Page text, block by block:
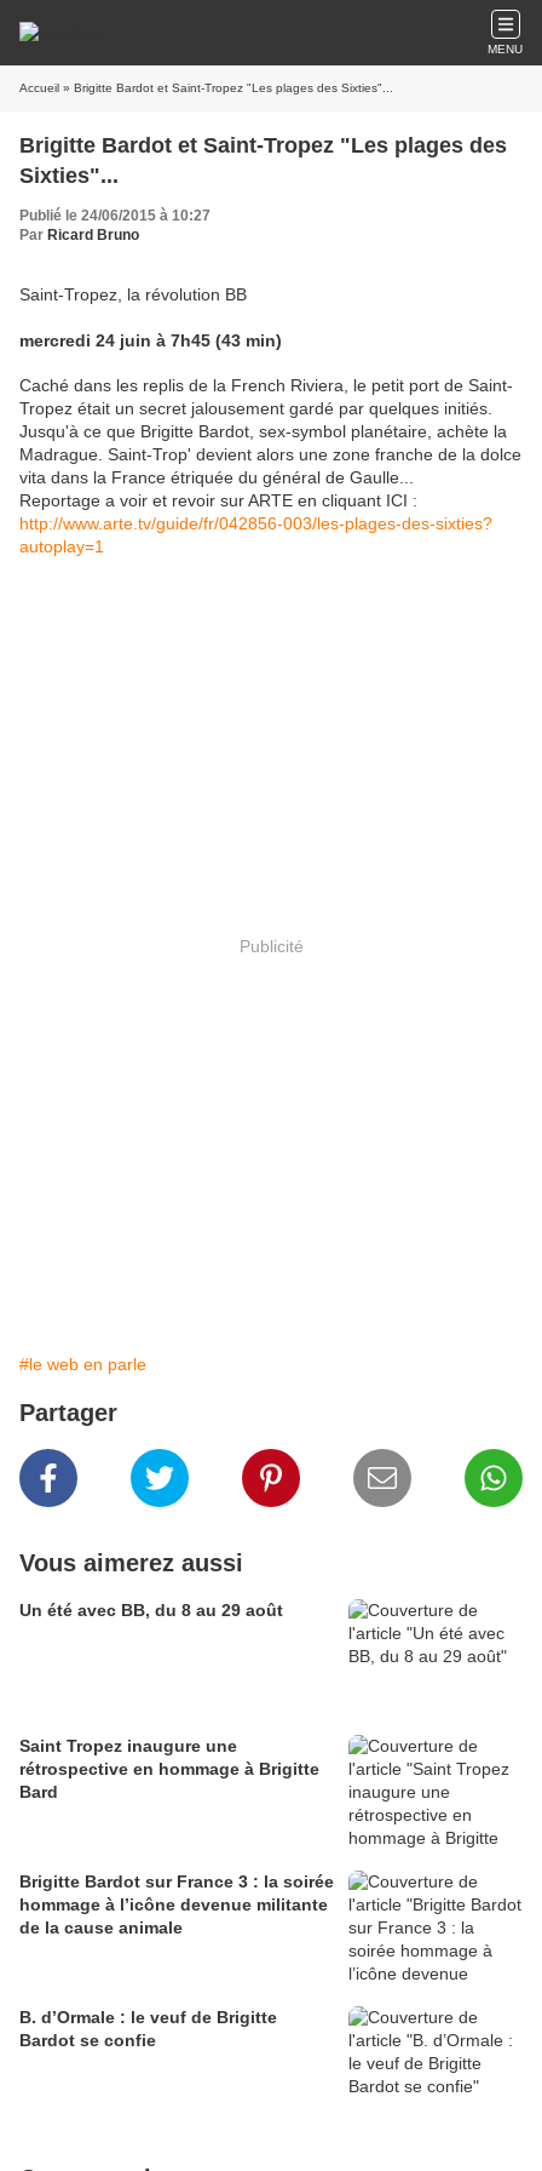
MENU
Accueil » Brigitte Bardot et Saint-Tropez "Les plages des Sixties"...
Brigitte Bardot et Saint-Tropez "Les plages des
Sixties"...
Publié le 24/06/2015 à 10:27
Par Ricard Bruno
Saint-Tropez, la révolution BB
mercredi 24 juin à 7h45 (43 min)
Caché dans les replis de la French Riviera, le petit port de Saint-
Tropez était un secret jalousement gardé par quelques initiés.
Jusqu'à ce que Brigitte Bardot, sex-symbol planétaire, achète la
Madrague. Saint-Trop' devient alors une zone franche de la dolce
vita dans la France étriquée du général de Gaulle...
Reportage a voir et revoir sur ARTE en cliquant ICI :
http://www.arte.tv/guide/fr/042856-003/les-plages-des-sixties?
autoplay=1
Publicité
#le web en parle
Partager
Vous aimerez aussi
Un été avec BB, du 8 au 29 août
Saint Tropez inaugure une
rétrospective en hommage à Brigitte
Bard
Brigitte Bardot sur France 3 : la soirée
hommage à l’icône devenue militante
de la cause animale
B. d’Ormale : le veuf de Brigitte
Bardot se confie